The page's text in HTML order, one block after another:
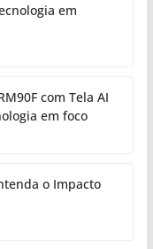
em
com Tela AI
em foco
o Impacto